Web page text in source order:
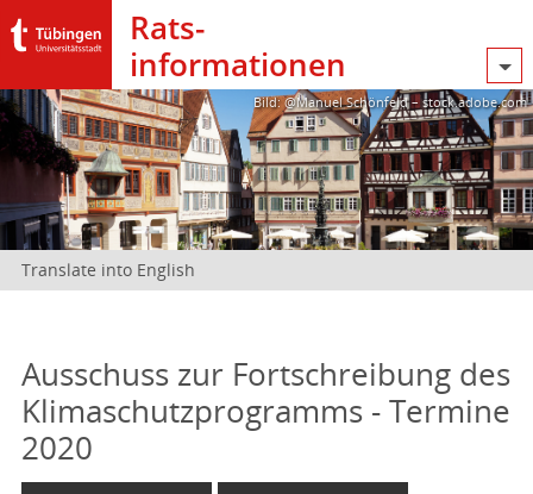
Rats­
informationen
Bild: @Manuel Schönfeld – stock.adobe.com
Translate into English
Ausschuss zur Fortschreibung des
Klimaschutzprogramms - Termine
2020